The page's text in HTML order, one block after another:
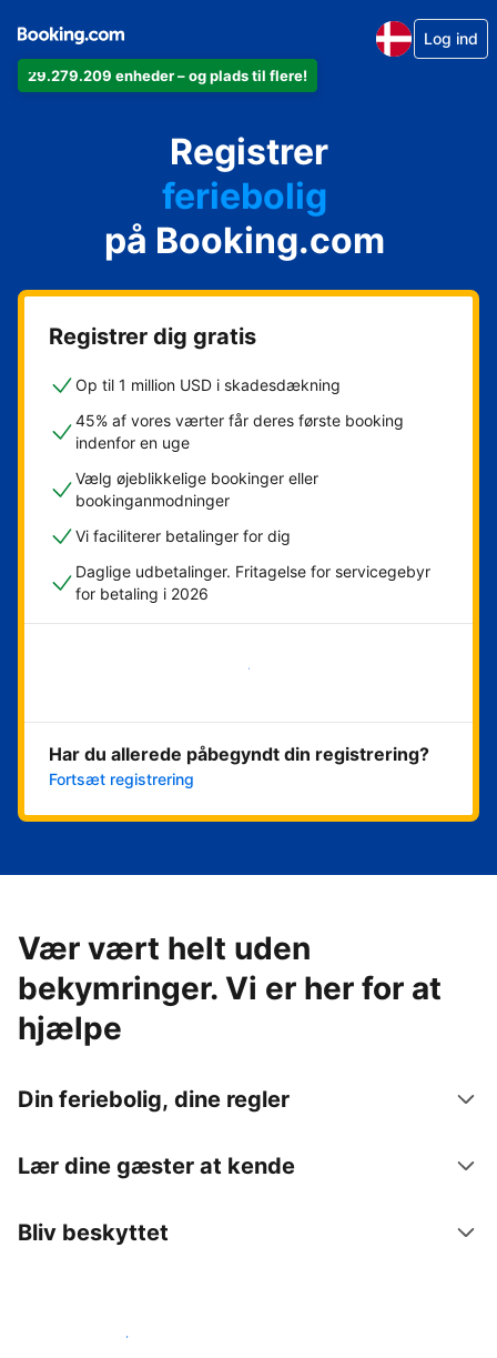
29.279.209 enheder – og plads til flere!
Log ind
Registrer
din lejlighed
dit hotel
feriebolig
dit pensionat
dit bed & breakfast
på Booking.com
Registrer dig gratis
Op til 1 million USD i skadesdækning
45% af vores værter får deres første booking
indenfor en uge
Vælg øjeblikkelige bookinger eller
bookinganmodninger
Vi faciliterer betalinger for dig
Daglige udbetalinger. Fritagelse for servicegebyr
for betaling i 2026
Kom i gang med det samme
Har du allerede påbegyndt din registrering?
Fortsæt registrering
Vær vært helt uden
bekymringer. Vi er her for at
hjælpe
Din feriebolig, dine regler
Lær dine gæster at kende
Bliv beskyttet
Bliv vært hos os i dag